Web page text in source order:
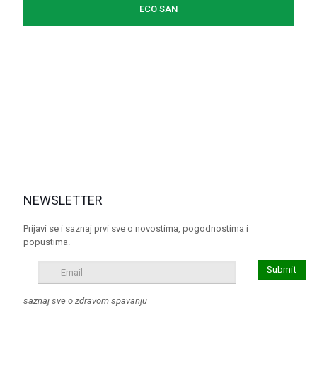
ECO SAN
NEWSLETTER
Prijavi se i saznaj prvi sve o novostima, pogodnostima i
popustima.
saznaj sve o zdravom spavanju